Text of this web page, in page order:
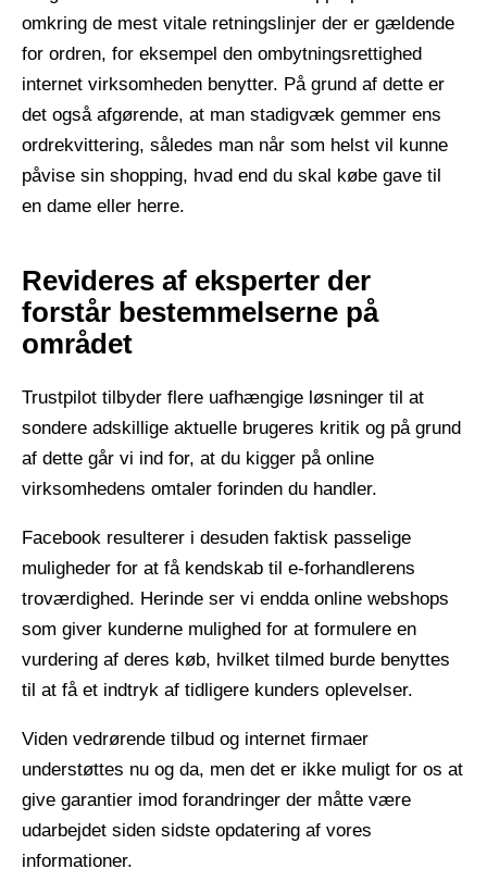
omkring de mest vitale retningslinjer der er gældende
for ordren, for eksempel den ombytningsrettighed
internet virksomheden benytter. På grund af dette er
det også afgørende, at man stadigvæk gemmer ens
ordrekvittering, således man når som helst vil kunne
påvise sin shopping, hvad end du skal købe gave til
en dame eller herre.
Revideres af eksperter der
forstår bestemmelserne på
området
Trustpilot tilbyder flere uafhængige løsninger til at
sondere adskillige aktuelle brugeres kritik og på grund
af dette går vi ind for, at du kigger på online
virksomhedens omtaler forinden du handler.
Facebook resulterer i desuden faktisk passelige
muligheder for at få kendskab til e-forhandlerens
troværdighed. Herinde ser vi endda online webshops
som giver kunderne mulighed for at formulere en
vurdering af deres køb, hvilket tilmed burde benyttes
til at få et indtryk af tidligere kunders oplevelser.
Viden vedrørende tilbud og internet firmaer
understøttes nu og da, men det er ikke muligt for os at
give garantier imod forandringer der måtte være
udarbejdet siden sidste opdatering af vores
informationer.